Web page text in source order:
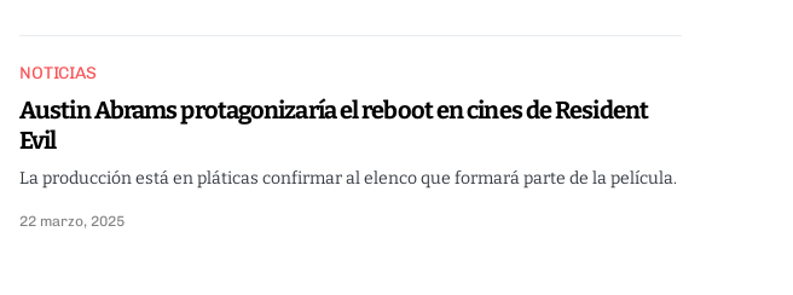
NOTICIAS
Austin Abrams protagonizaría el reboot en cines de Resident
Evil
La producción está en pláticas confirmar al elenco que formará parte de la película.
22 marzo, 2025